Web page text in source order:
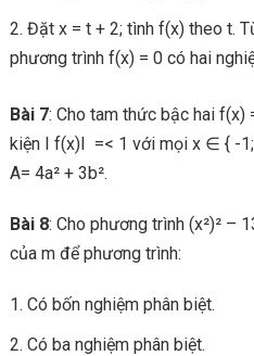
Đặt x = t + 2; tình f(x) theo t.
phương trình f(x) = 0 có hai
Bài 7: Cho tam thức bậc hai f(x)
kiện Ι f(x)Ι =< 1 với mọi x ∈ { -
A= 4a² + 3b².
Bài 8: Cho phương trình (x²)² –
của m để phương trình:
Có bốn nghiệm phân biệt.
Có ba nghiệm phân biệt.